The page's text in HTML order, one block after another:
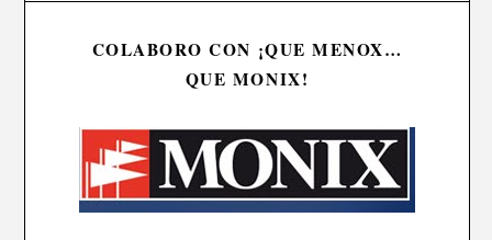
COLABORO CON ¡QUE MENOX…
QUE MONIX!